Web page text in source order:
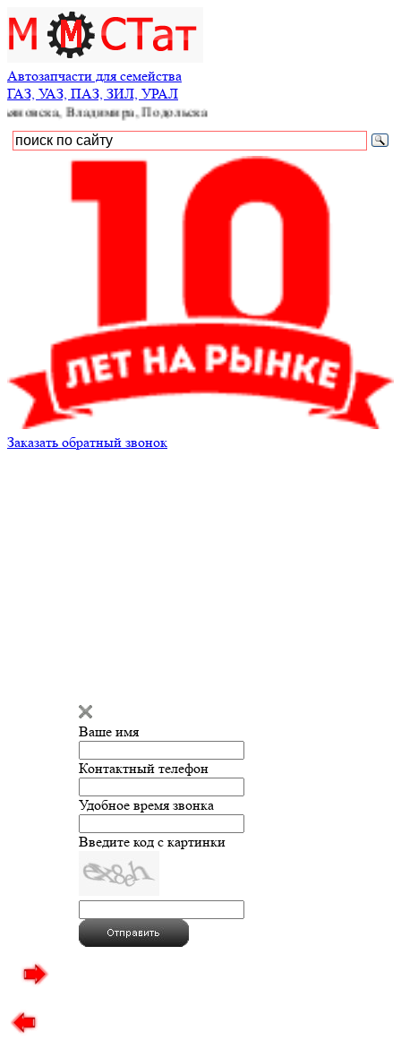
Автозапчасти для семейства
ГАЗ, УАЗ, ПАЗ, ЗИЛ, УРАЛ
Подольска
Заказать обратный звонок
Ваше имя
Контактный телефон
Удобное время звонка
Введите код с картинки
Введите сообщение